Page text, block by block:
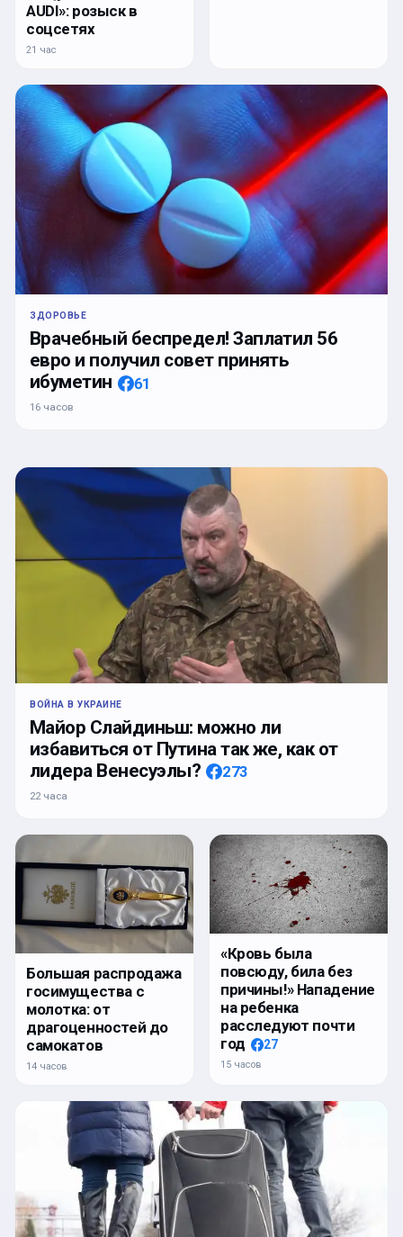
AUDI»: розыск в
соцсетях
21 час
ЗДОРОВЬЕ
Врачебный беспредел! Заплатил 56
евро и получил совет принять
ибуметин
61
16 часов
ВОЙНА В УКРАИНЕ
Майор Слайдиньш: можно ли
избавиться от Путина так же, как от
лидера Венесуэлы?
273
22 часа
Большая распродажа
госимущества с
молотка: от
драгоценностей до
самокатов
14 часов
«Кровь была
повсюду, била без
причины!» Нападение
на ребенка
расследуют почти
год
27
15 часов